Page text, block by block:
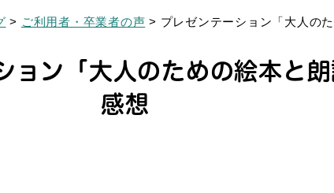
> ご利用者・卒業者の声 > プレゼンテーション「大人の
ョン「大人のための絵本と
感想